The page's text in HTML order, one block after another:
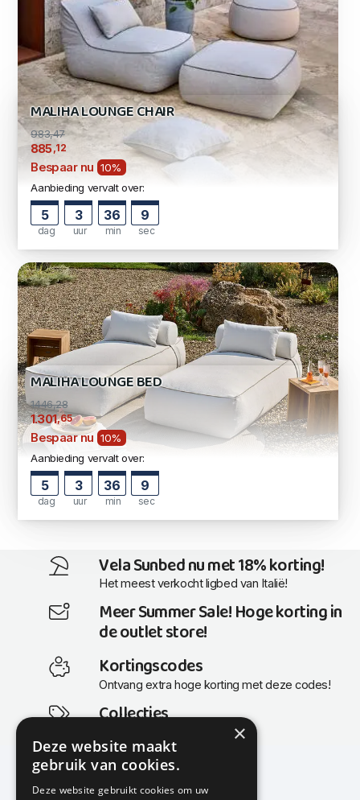
MALIHA LOUNGE CHAIR
983,47
885 ,12
Bespaar nu 10%
Aanbieding vervalt over:
5
dag
3
uur
36
min
9
sec
MALIHA LOUNGE BED
1446,28
1.301,65
Bespaar nu 10%
Aanbieding vervalt over:
5
dag
3
uur
36
min
9
sec
Vela Sunbed nu met 18% korting!
Het meest verkocht ligbed van Italië!
Meer Summer Sale! Hoge korting in
de outlet store!
Kortingscodes
Ontvang extra hoge korting met deze codes!
Collecties
Actuele en populaire collecties
×
Deze website maakt
gebruik van cookies.
Deze website gebruikt cookies om uw